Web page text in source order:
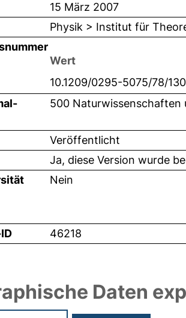
15 März 2007
Physik > Institut für
Wert
10.1209/0295-5075/78/
500 Naturwissenschaften
Veröffentlicht
Ja, diese Version wurde
Nein
46218
Daten